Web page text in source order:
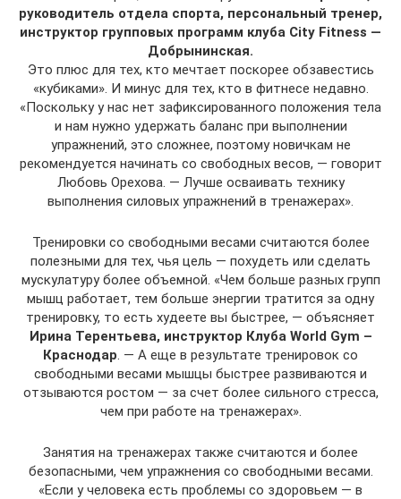
руководитель отдела спорта, персональный тренер,
инструктор групповых программ клуба City Fitness —
Добрынинская.
Это плюс для тех, кто мечтает поскорее обзавестись
«кубиками». И минус для тех, кто в фитнесе недавно.
«Поскольку у нас нет зафиксированного положения тела
и нам нужно удержать баланс при выполнении
упражнений, это сложнее, поэтому новичкам не
рекомендуется начинать со свободных весов, — говорит
Любовь Орехова. — Лучше осваивать технику
выполнения силовых упражнений в тренажерах».
Тренировки со свободными весами считаются более
полезными для тех, чья цель — похудеть или сделать
мускулатуру более объемной. «Чем больше разных групп
мышц работает, тем больше энергии тратится за одну
тренировку, то есть худеете вы быстрее, — объясняет
Ирина Терентьева, инструктор Клуба World Gym –
Краснодар. — А еще в результате тренировок со
свободными весами мышцы быстрее развиваются и
отзываются ростом — за счет более сильного стресса,
чем при работе на тренажерах».
Занятия на тренажерах также считаются и более
безопасными, чем упражнения со свободными весами.
«Если у человека есть проблемы со здоровьем — в